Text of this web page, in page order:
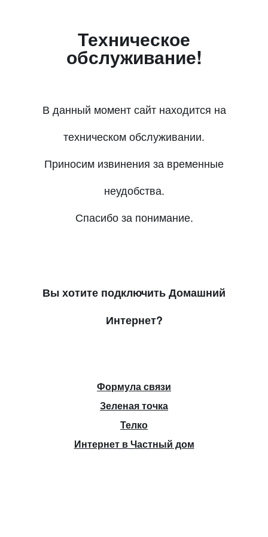
Техническое
обслуживание!
В данный момент сайт находится на
техническом обслуживании.
Приносим извинения за временные
неудобства.
Спасибо за понимание.
Вы хотите подключить Домашний
Интернет?
Формула связи
Зеленая точка
Телко
Интернет в Частный дом